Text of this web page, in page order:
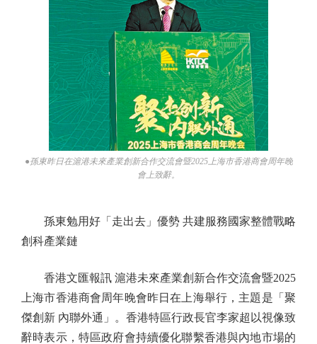
●孫東昨日在滬港未來產業創新合作交流會暨2025上海市香港商會周年晚
會上致辭。
孫東勉用好「走出去」優勢 共建服務國家整體戰略
創科產業鏈
香港文匯報訊 滬港未來產業創新合作交流會暨2025
上海市香港商會周年晚會昨日在上海舉行，主題是「聚
傑創新 內聯外通」。香港特區行政長官李家超以視像致
辭時表示，特區政府會持續優化聯繫香港與內地市場的